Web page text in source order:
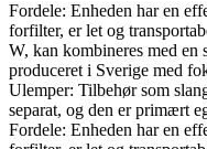
Fordele: Enheden har en
forfilter, er let og
W, kan kombineres med
produceret i Sverige med
Ulemper: Tilbehør som
separat, og den er primært
Fordele: Enheden har en